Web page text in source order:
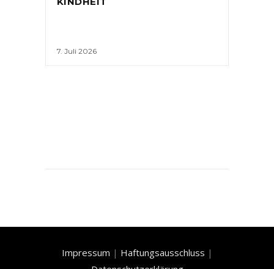
7. Juli 2026
Impressum | Haftungsausschluss |